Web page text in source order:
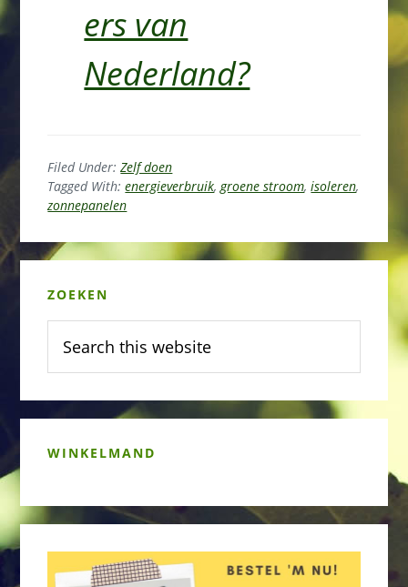
ers van
Nederland?
Filed Under:Zelf doen
Tagged With:energieverbruik,groene stroom,isoleren,
zonnepanelen
Sidebar
ZOEKEN
this
website
WINKELMAND